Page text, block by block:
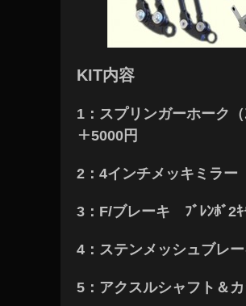
KIT内容
1：スプリンガーホーク
＋5000円
2： 4インチメッキミラ
3：F/ブレーキ ﾌﾞﾚﾝﾎﾞ2
4：ステンメッシュブレ
5：アクスルシャフト＆